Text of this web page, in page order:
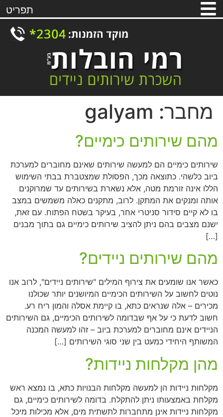
תפריט
מחבר: galyam
מהם שירותים כימיים?
שירותים כימיים הם למעשה שירותים שאינם מחוברים למערכת
ביוב כלשהי. כתוצאה מכך, הפסולת שמצטברת בבתי השימוש
הללו אינה זורמת מטה, אלא נשארת בשירותים עד שמרוקנים
אותה ומנקים את המתקן. לרוב, מתקנים כאלה משמשים במצב
בו לא קיים סידור סניטרי אחר, בעיקר בשטח הפתוח. עם זאת,
ישנם מצבים בהם ניתן להציב שירותים כימיים גם בתוך מבנים
[…]
מהם שירותים ניידים?
כאשר אנו שומעים את צירוף המילים "שירותים ניידים", לרוב אנו
נוטים לחשוב על השירותים הכימיים המיושנים יותר שכולנו
מכירים – אלה שנראים כתא, בו קיימת אסלה והמון ריח רע.
חשוב לדעת כי על אף שבדומה לשירותים הכימיים, גם השירותים
הניידים אינם מחוברים למערכת ביוב – זהו למעשה המכנה
המשותף היחידי כמעט בין שני סוגי השירותים […]
מהן מקלחות ניידות?
מקלחות ניידות הן למעשה מקלחות הבנויות כתא, בו נמצא ראש
מקלחת באמצעותו ניתן להתקלח. בדומה לשירותים כימיים, גם
מקלחות ניידות אינן מתחברות לתשתית מים, אלא מכילות מיכל